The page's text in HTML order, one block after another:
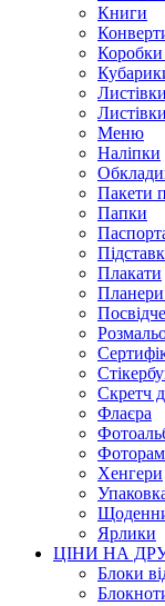
Книги
Коробки
Меню
Наліпки
Пакети
Папки
Плакати
Планери
Скретч
Флаєра
Хенгери
Ярлики
ЦІНИ НА
Блоки